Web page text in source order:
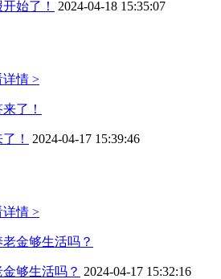
始了！
2024-04-18 15:35:07
详情 >
！
2024-04-17 15:39:46
详情 >
够生活吗？ 2024-04-17 15:32:16